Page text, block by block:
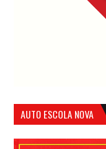
AUTO ESCOLA NOVA